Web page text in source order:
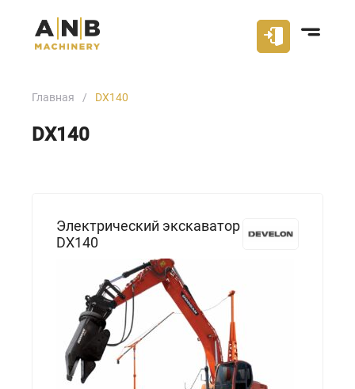
Главная DX140
DX140
Электрический экскаватор
DX140